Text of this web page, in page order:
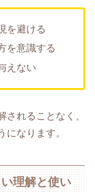
を避ける
を意識する
えない
されることなく、
になります。
理解と使い